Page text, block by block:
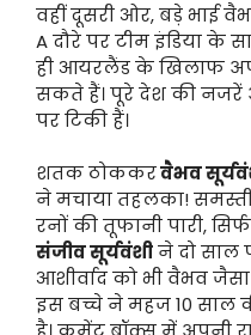
वहीं दूसरी ओर, बड़े भाई
A दौरे पर टीम इंडिया के
ही आयरलैंड के खिलाफ
सकते हैं। पूरे देश की नजरें
पर टिकी हैं।
शतक ठोककरवैभव
ने मचाया तहलका!
रनों की तूफानी पारी,
संजीव सूर्यवंशीने दो साल
आशीर्वाद को भी वैभव
इस बच्चे ने महज 10 साल